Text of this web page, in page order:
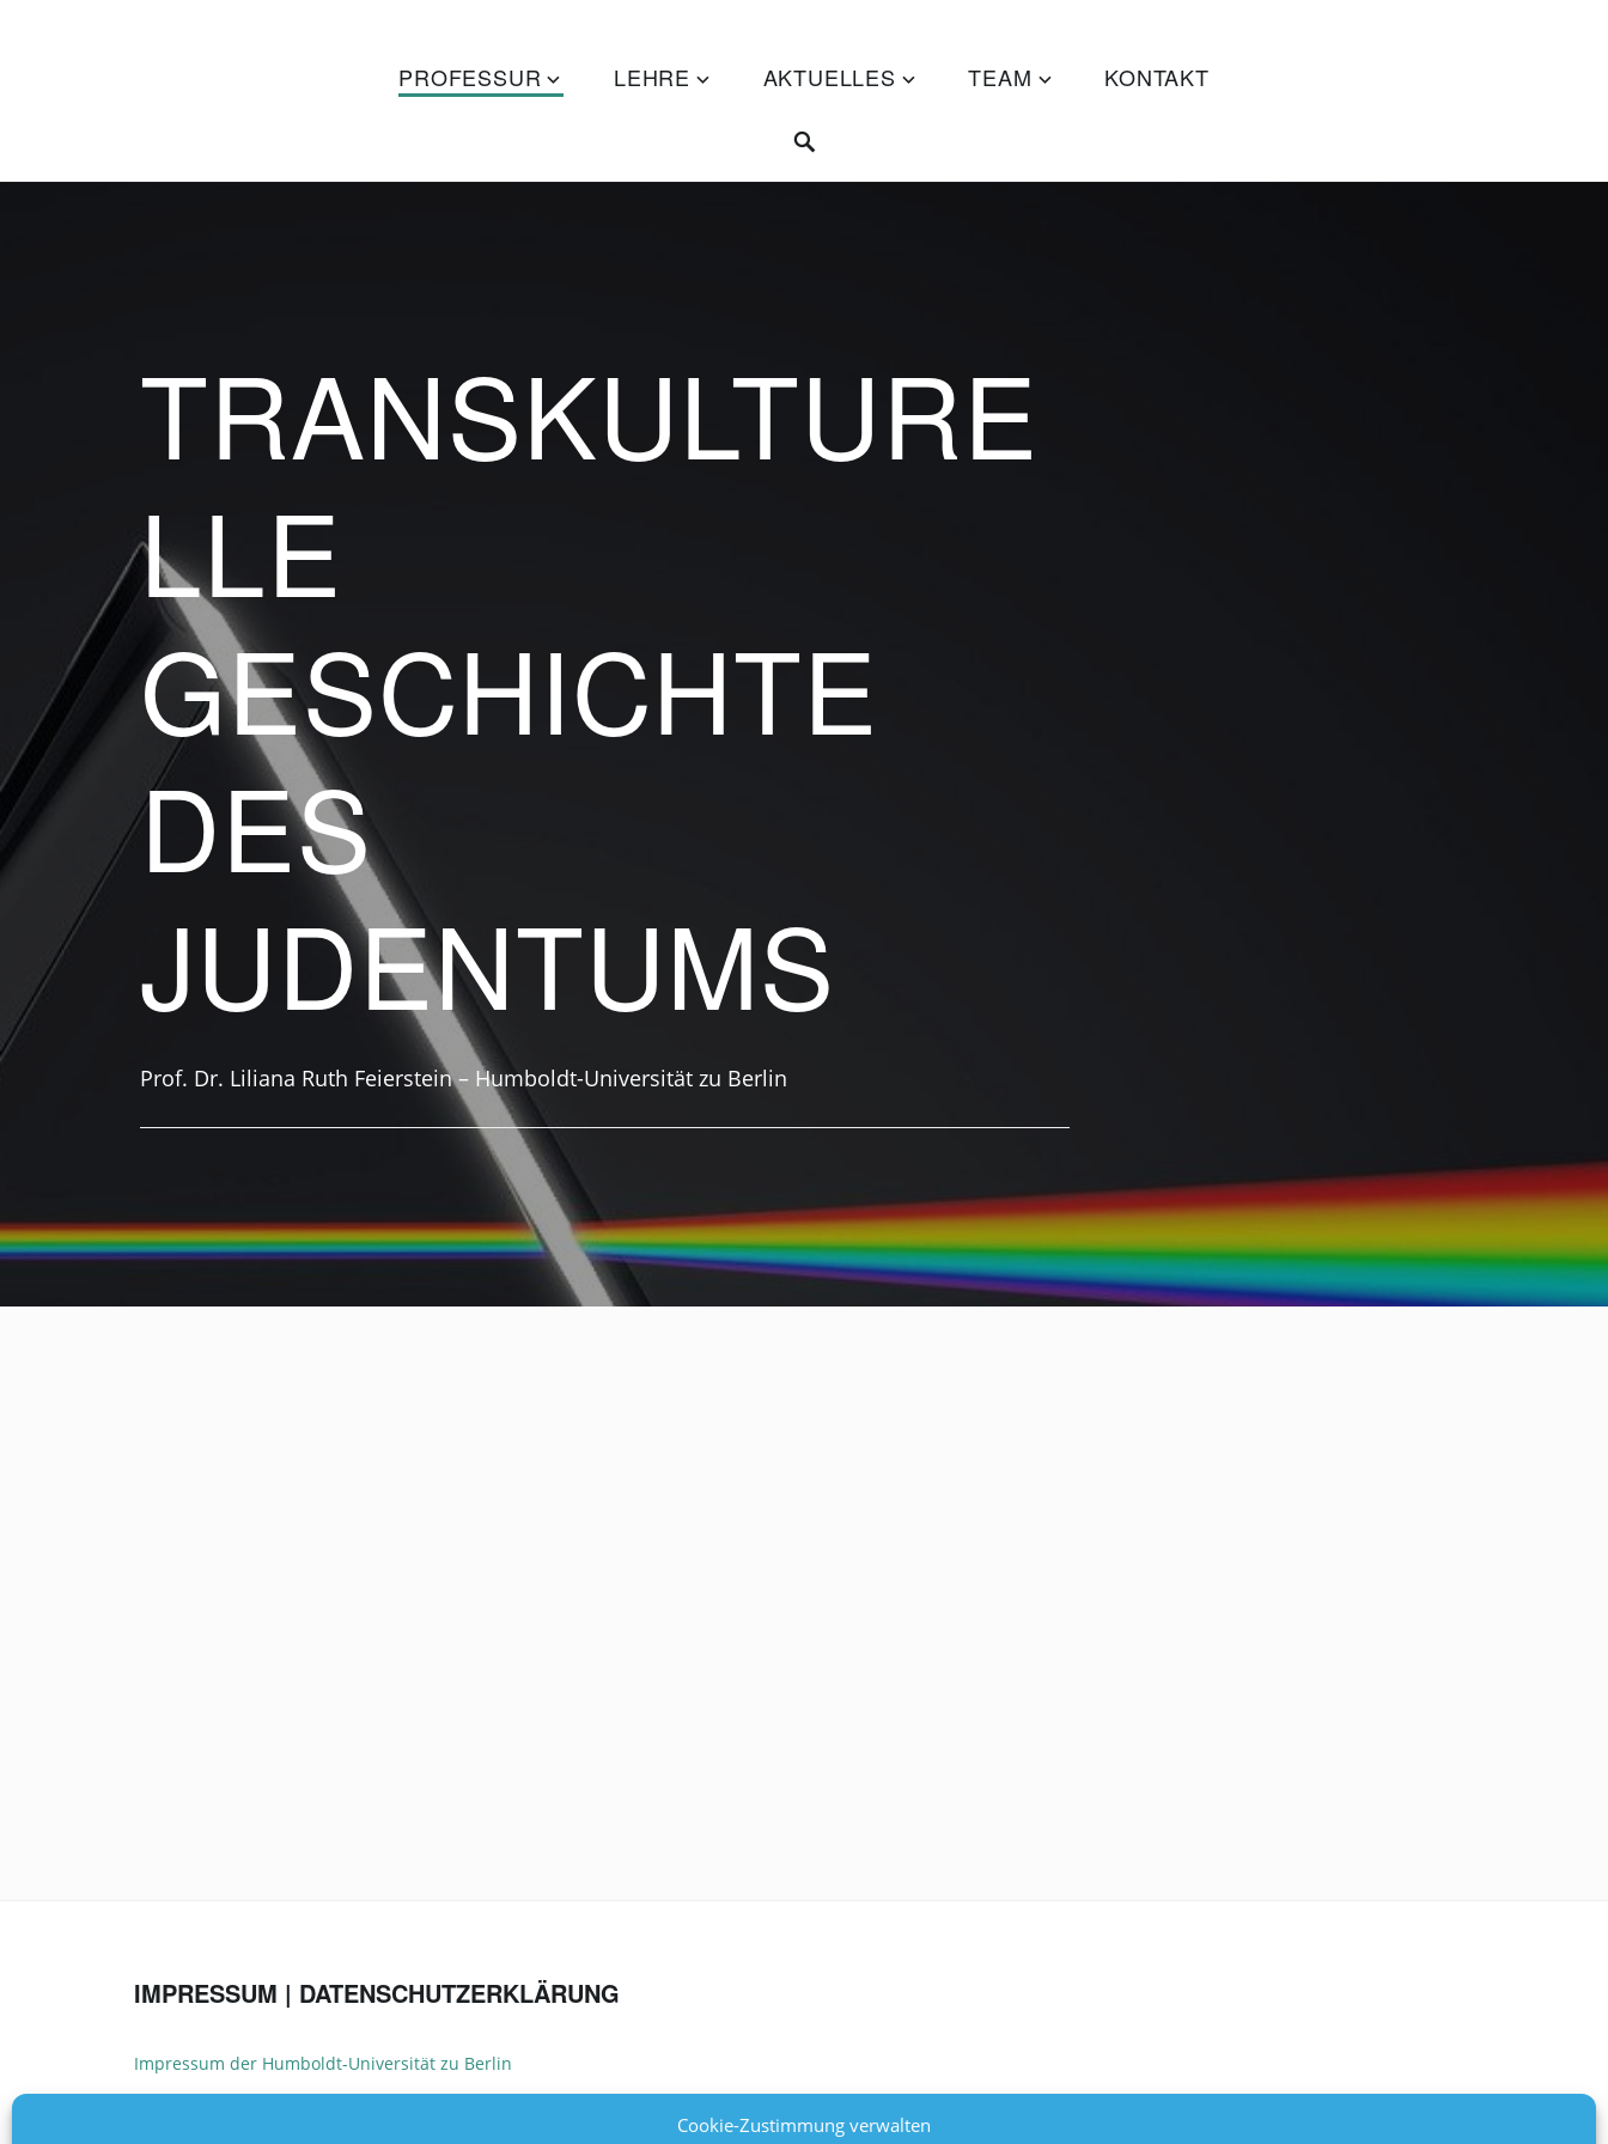
Cookie-Zustimmung verwalten
PROFESSUR LEHRE AKTUELLES TEAM KONTAKT
TRANSKULTURE
LLE
GESCHICHTE
DES
JUDENTUMS
Prof. Dr. Liliana Ruth Feierstein – Humboldt-Universität zu Berlin
IMPRESSUM | DATENSCHUTZERKLÄRUNG
Impressum der Humboldt-Universität zu Berlin